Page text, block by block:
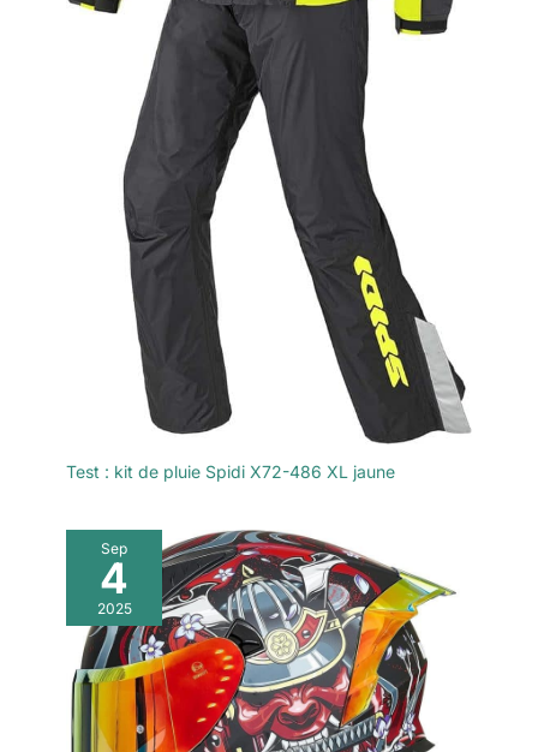
Test : kit de pluie Spidi X72-486 XL jaune
Sep
4
2025